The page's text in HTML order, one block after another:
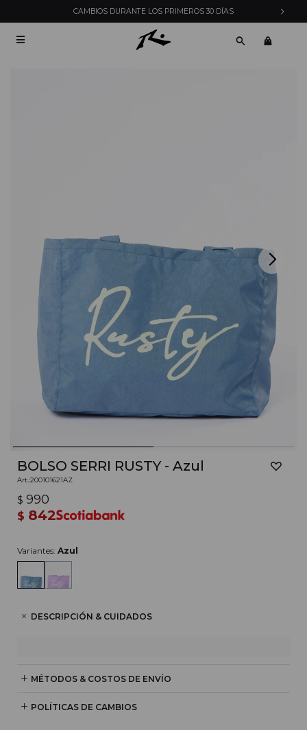
CAMBIOS DURANTE LOS PRIMEROS 30 DÍAS

BOLSO SERRI RUSTY - Azul
200101621AZ
$ 990
$ 842
Variantes: Azul
DESCRIPCIÓN & CUIDADOS
MÉTODOS & COSTOS DE ENVÍO
POLÍTICAS DE CAMBIOS